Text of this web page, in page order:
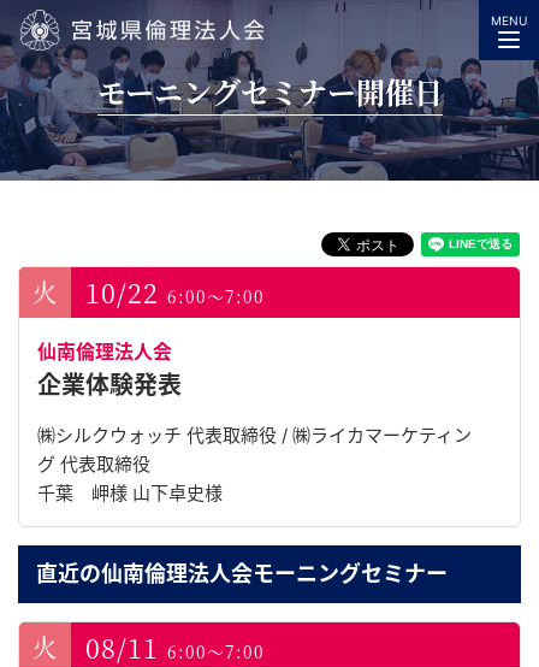
宮城県倫理法人会
MENU
モーニングセミナー開催日
10/22 6:00～7:00
仙南倫理法人会
企業体験発表
㈱シルクウォッチ 代表取締役 / ㈱ライカマーケティン
グ 代表取締役
千葉 岬様 山下卓史様
直近の仙南倫理法人会モーニングセミナー
08/11 6:00～7:00